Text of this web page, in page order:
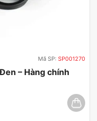
Mã SP: SP001270
– Hàng chính